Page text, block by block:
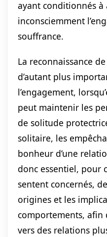
ayant conditionnés à
inconsciemment
souffrance.
La reconnaissance
d’autant plus
l’engagement,
peut maintenir les
de solitude
solitaire, les
bonheur d’une
donc essentiel, pour
sentent concernés,
origines et les
comportements, afin
vers des relations